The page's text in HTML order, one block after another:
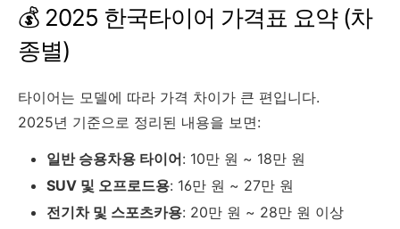
💰 2025 한국타이어 가격표 요약 (차
종별)
타이어는 모델에 따라 가격 차이가 큰 편입니다.
2025년 기준으로 정리된 내용을 보면:
일반 승용차용 타이어: 10만 원 ~ 18만 원
SUV 및 오프로드용: 16만 원 ~ 27만 원
전기차 및 스포츠카용: 20만 원 ~ 28만 원 이상